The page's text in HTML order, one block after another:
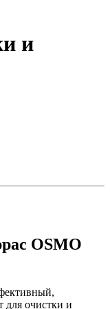
и
OSMO
для очистки и